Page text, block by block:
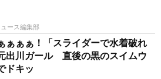
ース編集部
ぁぁぁ！「スライダーで水着破れ
出川ガール 直後の黒のスイムウ
ドキッ